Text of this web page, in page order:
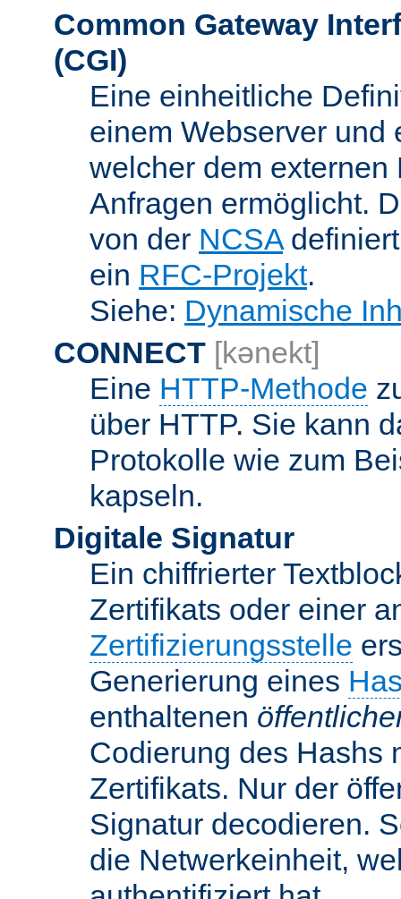
Common Gateway
(CGI)
Eine einheitliche
einem Webserver und
welcher dem
Anfragen ermöglicht.
von der NCSA
ein RFC-Projekt.
Siehe: Dynamische
CONNECT [kənekt]
Eine HTTP-Methode
über HTTP. Sie kann
Protokolle wie zum
kapseln.
Digitale Signatur
Ein chiffrierter
Zertifikats oder einer
Zertifizierungsstelle
Generierung eines
enthaltenen
Codierung des Hashs
Zertifikats. Nur der
Signatur decodieren.
die Netwerkeinheit,